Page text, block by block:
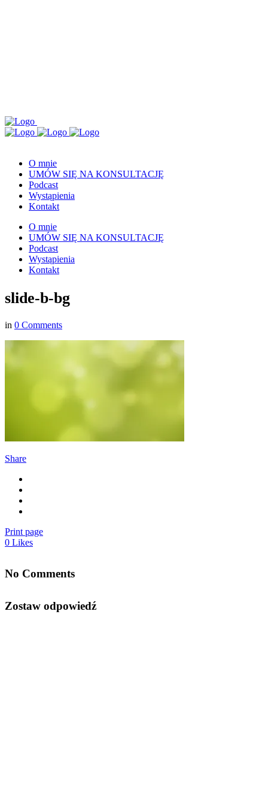
O mnie
UMÓW SIĘ NA KONSULTACJĘ
Podcast
Wystąpienia
Kontakt
O mnie
UMÓW SIĘ NA KONSULTACJĘ
Podcast
Wystąpienia
Kontakt
slide-b-bg
in 0 Comments
Share
Print page
0 Likes
No Comments
Zostaw odpowiedź